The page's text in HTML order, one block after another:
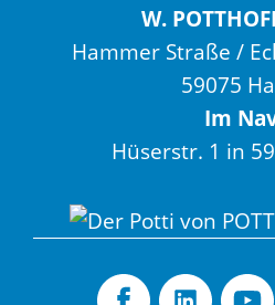
W.
Hammer Straße /
59075
Im
Hüserstr. 1 in